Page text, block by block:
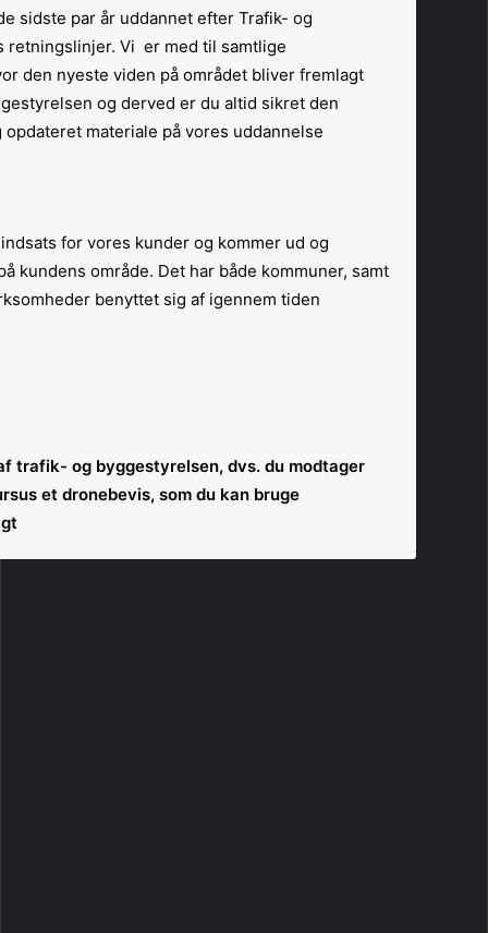
sidste par år uddannet efter Trafik- og
retningslinjer. Vi er med til samtlige
den nyeste viden på området bliver fremlagt
og derved er du altid sikret den
materiale på vores uddannelse.
for vores kunder og kommer ud og
kundens område. Det har både kommuner, samt
benyttet sig af igennem tiden.
trafik- og byggestyrelsen, dvs. du modtager
et dronebevis, som du kan bruge